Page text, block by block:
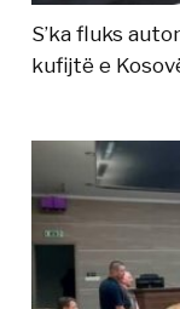
S’ka fluks
kufijtë e